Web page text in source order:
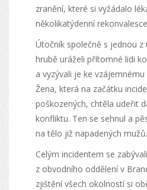
zranění, které si vyžádalo
několikatýdenní
Útočník společně s jednou z
hrubě uráželi přítomné lidi
a vyzývali je ke
Žena, která na začátku
poškozených, chtěla udeřit
konfliktu. Ten se sehnul a
na tělo již napadených mužů.
Celým incidentem se
z obvodního oddělení v
zjištění všech okolností si